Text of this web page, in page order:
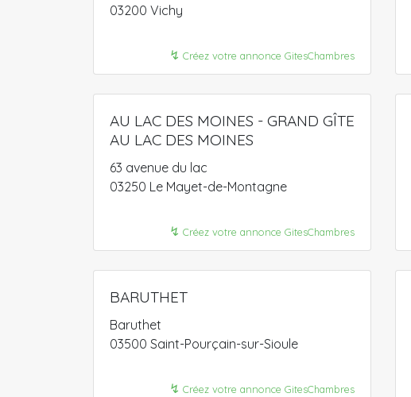
03200 Vichy
↯ Créez votre annonce GitesChambres
AU LAC DES MOINES - GRAND GÎTE
AU LAC DES MOINES
63 avenue du lac
03250 Le Mayet-de-Montagne
↯ Créez votre annonce GitesChambres
BARUTHET
Baruthet
03500 Saint-Pourçain-sur-Sioule
↯ Créez votre annonce GitesChambres